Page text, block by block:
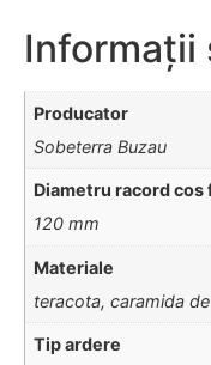
Informații
Producator
Sobeterra Buzau
Diametru racord cos
120 mm
Materiale
teracota, caramida
Tip ardere